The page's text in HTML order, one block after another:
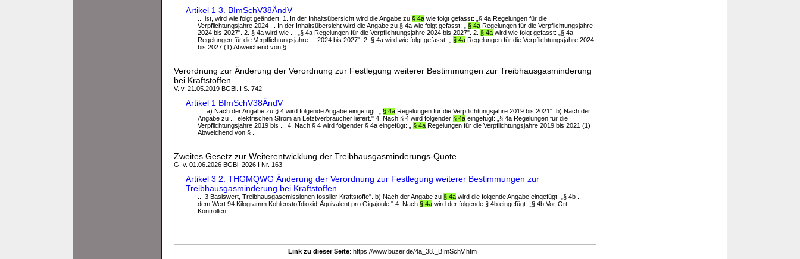
Artikel 1 3. BImSchV38ÄndV
... ist, wird wie folgt geändert: 1. In der Inhaltsübersicht wird die Angabe zu § 4a wie folgt gefasst: „§ 4a Regelungen für die
Verpflichtungsjahre 2024 ... In der Inhaltsübersicht wird die Angabe zu § 4a wie folgt gefasst: „ § 4a Regelungen für die Verpflichtungsjahre
2024 bis 2027". 2. § 4a wird wie ... „§ 4a Regelungen für die Verpflichtungsjahre 2024 bis 2027". 2. § 4a wird wie folgt gefasst: „§ 4a
Regelungen für die Verpflichtungsjahre ... 2024 bis 2027". 2. § 4a wird wie folgt gefasst: „ § 4a Regelungen für die Verpflichtungsjahre 2024
bis 2027 (1) Abweichend von § ...
Verordnung zur Änderung der Verordnung zur Festlegung weiterer Bestimmungen zur Treibhausgasminderung
bei Kraftstoffen
V. v. 21.05.2019 BGBl. I S. 742
Artikel 1 BImSchV38ÄndV
... a) Nach der Angabe zu § 4 wird folgende Angabe eingefügt: „ § 4a Regelungen für die Verpflichtungsjahre 2019 bis 2021". b) Nach der
Angabe zu ... elektrischen Strom an Letztverbraucher liefert." 4. Nach § 4 wird folgender § 4a eingefügt: „§ 4a Regelungen für die
Verpflichtungsjahre 2019 bis ... 4. Nach § 4 wird folgender § 4a eingefügt: „ § 4a Regelungen für die Verpflichtungsjahre 2019 bis 2021 (1)
Abweichend von § ...
Zweites Gesetz zur Weiterentwicklung der Treibhausgasminderungs-Quote
G. v. 01.06.2026 BGBl. 2026 I Nr. 163
Artikel 3 2. THGMQWG Änderung der Verordnung zur Festlegung weiterer Bestimmungen zur
Treibhausgasminderung bei Kraftstoffen
... 3 Basiswert, Treibhausgasemissionen fossiler Kraftstoffe". b) Nach der Angabe zu § 4a wird die folgende Angabe eingefügt: „§ 4b ...
dem Wert 94 Kilogramm Kohlenstoffdioxid-Äquivalent pro Gigajoule." 4. Nach § 4a wird der folgende § 4b eingefügt: „§ 4b Vor-Ort-
Kontrollen ...
Link zu dieser Seite: https://www.buzer.de/4a_38._BImSchV.htm